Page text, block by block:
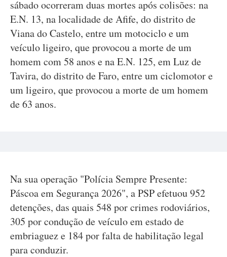
sábado ocorreram duas mortes após colisões: na
E.N. 13, na localidade de Afife, do distrito de
Viana do Castelo, entre um motociclo e um
veículo ligeiro, que provocou a morte de um
homem com 58 anos e na E.N. 125, em Luz de
Tavira, do distrito de Faro, entre um ciclomotor e
um ligeiro, que provocou a morte de um homem
de 63 anos.
Na sua operação "Polícia Sempre Presente:
Páscoa em Segurança 2026", a PSP efetuou 952
detenções, das quais 548 por crimes rodoviários,
305 por condução de veículo em estado de
embriaguez e 184 por falta de habilitação legal
para conduzir.